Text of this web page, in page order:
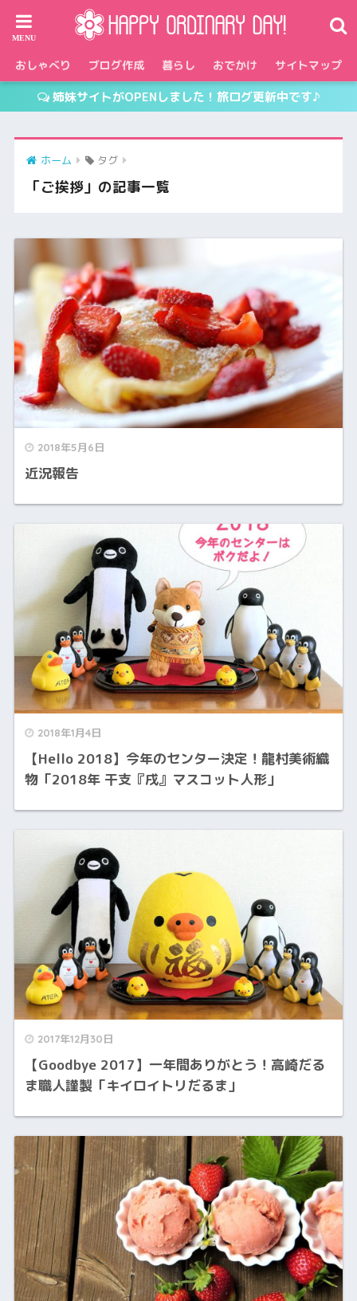
おしゃべり ブログ作成 暮らし おでかけ サイトマップ
姉妹サイトがOPENしました！旅ログ更新中です♪
ホーム タグ
「ご挨拶」の記事一覧
2018年5月6日
近況報告
2018年1月4日
【Hello 2018】今年のセンター決定！龍村美術織
物「2018年 干支『戌』マスコット人形」
2017年12月30日
【Goodbye 2017】一年間ありがとう！高崎だる
ま職人謹製「キイロイトリだるま」